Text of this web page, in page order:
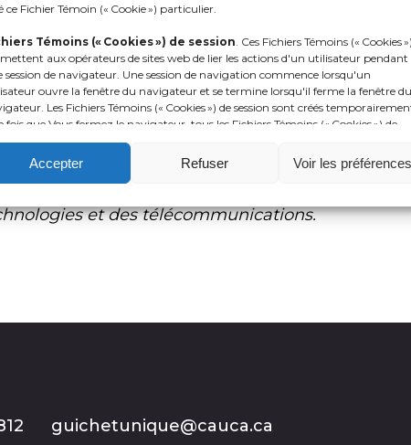
ce Fichier Témoin (« Cookie ») particulier.
Témoins (« Cookies ») de session . Ces Fichiers Témoins (« Cookies »)
aux opérateurs de sites web de lier les actions d'un utilisateur pendant
session de navigateur. Une session de navigation commence lorsqu'un
ouvre la fenêtre du navigateur et se termine lorsqu'il ferme la fenêtre du
Les Fichiers Témoins (« Cookies ») de session sont créés
fois que Vous fermez le navigateur, tous les Fichiers Témoins (« Cookies ») de
sont supprimés.
Accepter Refuser Voir les préférences
rencontre a permis de discuter sur nos enjeux
ainsi que d’échanger sur de bonnes
la photo (gauche à droite) : Alex Bernier –
de l’Agence municipale de financement et
9-1-1 du Québec, M. Benoît Vivier,
Emer
gency Number Association
des opérations et du service client et M.
et des télécommunications.
guichetunique@cauca.ca